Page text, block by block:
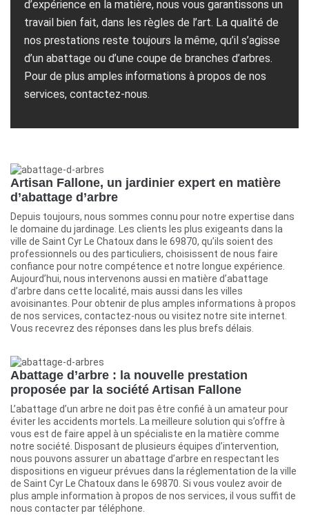
d’expérience en la matière, nous vous garantissons un
travail bien fait, dans les règles de l’art. La qualité de
nos prestations reste toujours la même, qu’il s’agisse
d’un abattage ou d’une coupe de branches d’arbres.
Pour de plus amples informations à propos de nos
services, contactez-nous.
Artisan Fallone, un jardinier expert en matière
d’abattage d’arbre
Depuis toujours, nous sommes connu pour notre expertise dans
le domaine du jardinage. Les clients les plus exigeants dans la
ville de Saint Cyr Le Chatoux dans le 69870, qu’ils soient des
professionnels ou des particuliers, choisissent de nous faire
confiance pour notre compétence et notre longue expérience.
Aujourd’hui, nous intervenons aussi en matière d’abattage
d’arbre dans cette localité, mais aussi dans les villes
avoisinantes. Pour obtenir de plus amples informations à propos
de nos services, contactez-nous ou visitez notre site internet.
Vous recevrez des réponses dans les plus brefs délais.
Abattage d’arbre : la nouvelle prestation
proposée par la société Artisan Fallone
L’abattage d’un arbre ne doit pas être confié à un amateur pour
éviter les accidents mortels. La meilleure solution qui s’offre à
vous est de faire appel à un spécialiste en la matière comme
notre société. Disposant de plusieurs équipes d’intervention,
nous pouvons assurer un abattage d’arbre en respectant les
dispositions en vigueur prévues dans la réglementation de la ville
de Saint Cyr Le Chatoux dans le 69870. Si vous voulez avoir de
plus ample information à propos de nos services, il vous suffit de
nous contacter par téléphone.